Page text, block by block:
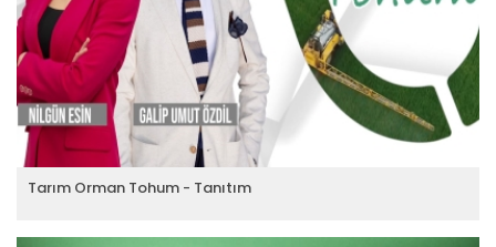
Tarım Orman Tohum - Tanıtım